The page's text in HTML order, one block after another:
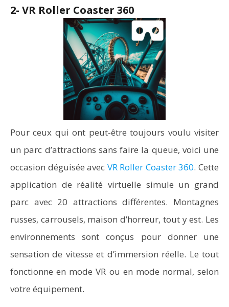
2- VR Roller Coaster 360
Pour ceux qui ont peut-être toujours voulu visiter
un parc d’attractions sans faire la queue, voici une
occasion déguisée avec VR Roller Coaster 360. Cette
application de réalité virtuelle simule un grand
parc avec 20 attractions différentes. Montagnes
russes, carrousels, maison d’horreur, tout y est. Les
environnements sont conçus pour donner une
sensation de vitesse et d’immersion réelle. Le tout
fonctionne en mode VR ou en mode normal, selon
votre équipement.